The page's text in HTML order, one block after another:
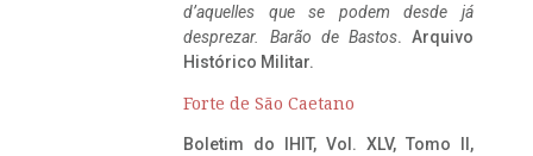
d’aquelles que se podem desde já
desprezar. Barão de Bastos. Arquivo
Histórico Militar.
Forte de São Caetano
Boletim do IHIT, Vol. XLV, Tomo II,